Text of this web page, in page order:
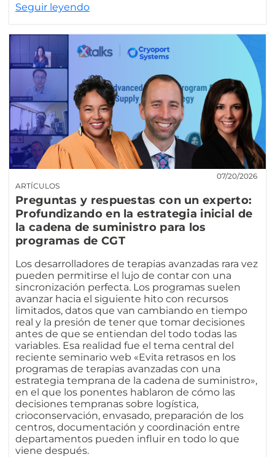
Seguir leyendo
ARTÍCULOS
07/20/2026
Preguntas y respuestas con un experto:
Profundizando en la estrategia inicial de
la cadena de suministro para los
programas de CGT
Los desarrolladores de terapias avanzadas rara vez
pueden permitirse el lujo de contar con una
sincronización perfecta. Los programas suelen
avanzar hacia el siguiente hito con recursos
limitados, datos que van cambiando en tiempo
real y la presión de tener que tomar decisiones
antes de que se entiendan del todo todas las
variables. Esa realidad fue el tema central del
reciente seminario web «Evita retrasos en los
programas de terapias avanzadas con una
estrategia temprana de la cadena de suministro»,
en el que los ponentes hablaron de cómo las
decisiones tempranas sobre logística,
crioconservación, envasado, preparación de los
centros, documentación y coordinación entre
departamentos pueden influir en todo lo que
viene después.